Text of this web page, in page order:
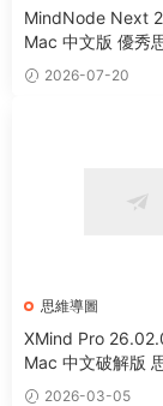
MindNode Next
Mac 中文版 優秀
件 2026-07-20
思維導圖
XMind Pro
Mac 中文破解版
頭腦風暴軟件
2026-03-05